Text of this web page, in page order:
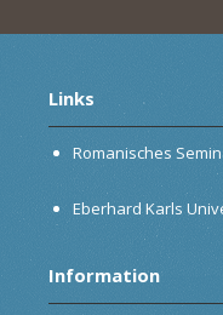
Links
Romanisches
Eberhard Karls
Information